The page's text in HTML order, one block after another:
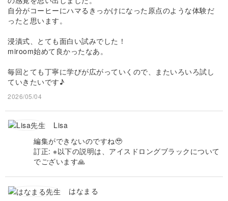
自分がコーヒーにハマるきっかけになった原点のような体験だ
ったと思います。
浸漬式、とても面白い試みでした！
miroom始めて良かったなあ。
毎回とても丁寧に学びが広がっていくので、またいろいろ試し
ていきたいです♪
2026/05/04
Lisa
編集ができないのですね🥹
訂正: ※以下の説明は、アイスドロングブラックについて
でございます🙏
はなまる